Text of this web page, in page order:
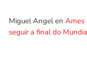
Miguel Angelen Ames
seguir a final do